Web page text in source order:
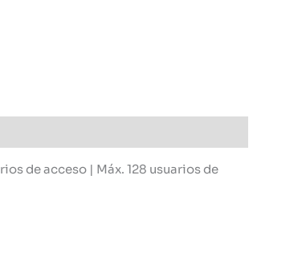
de acceso | Máx. 128 usuarios de